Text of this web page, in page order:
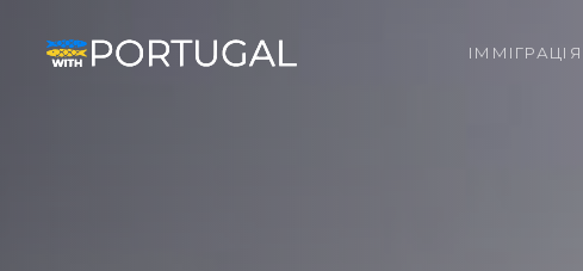
ІММІГРАЦІЯ